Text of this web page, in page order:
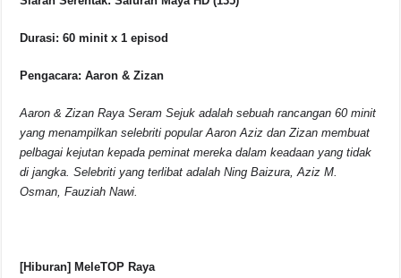
Durasi: 60 minit x 1 episod
Pengacara: Aaron & Zizan
Aaron & Zizan Raya Seram Sejuk adalah sebuah rancangan 60 minit
yang menampilkan selebriti popular Aaron Aziz dan Zizan membuat
pelbagai kejutan kepada peminat mereka dalam keadaan yang tidak
di jangka. Selebriti yang terlibat adalah Ning Baizura, Aziz M.
Osman, Fauziah Nawi.
[Hiburan] MeleTOP Raya